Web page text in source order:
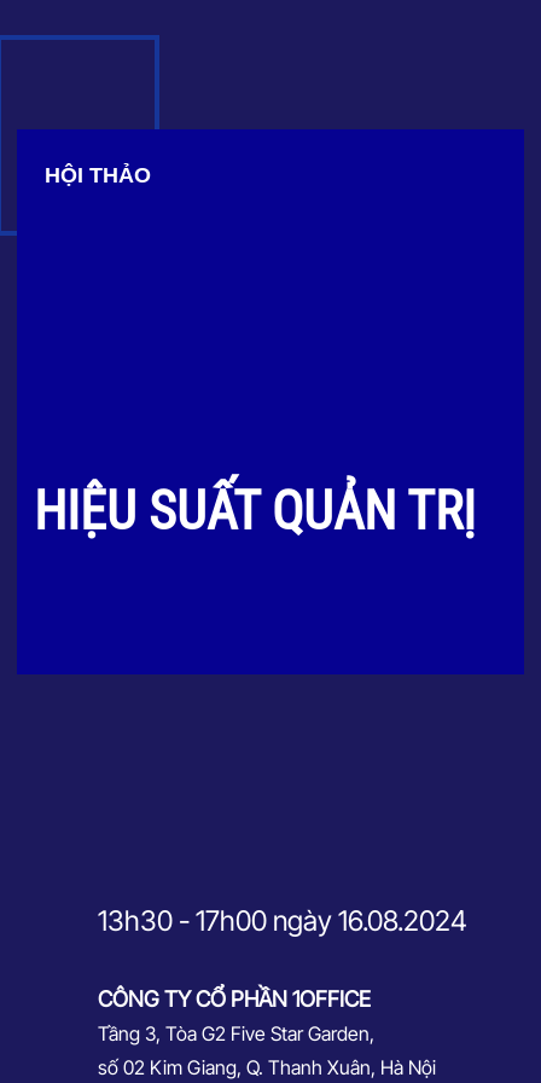
HỘI THẢO
13h30 - 17h00 ngày 16.08.2024
CÔNG TY CỔ PHẦN 1OFFICE
Tầng 3, Tòa G2 Five Star Garden,
số 02 Kim Giang, Q. Thanh Xuân, Hà Nội
HIỆU SUẤT QUẢN TRỊ